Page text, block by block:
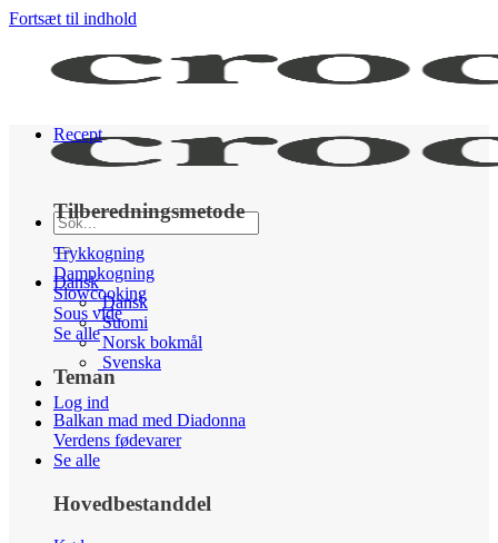
Fortsæt til indhold
Dansk
Dansk
Suomi
Norsk bokmål
Svenska
Log ind
Recept
Tilberedningsmetode
Trykkogning
Dampkogning
Slowcooking
Sous vide
Se alle
Teman
Balkan mad med Diadonna
Verdens fødevarer
Se alle
Hovedbestanddel